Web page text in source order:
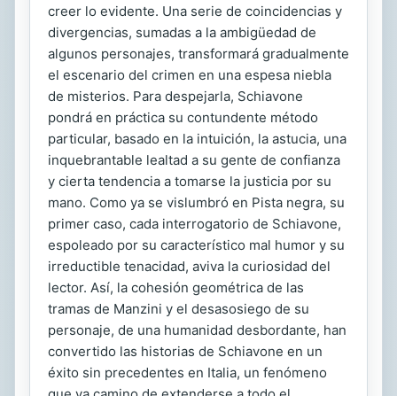
creer lo evidente. Una serie de coincidencias y
divergencias, sumadas a la ambigüedad de
algunos personajes, transformará gradualmente
el escenario del crimen en una espesa niebla
de misterios. Para despejarla, Schiavone
pondrá en práctica su contundente método
particular, basado en la intuición, la astucia, una
inquebrantable lealtad a su gente de confianza
y cierta tendencia a tomarse la justicia por su
mano. Como ya se vislumbró en Pista negra, su
primer caso, cada interrogatorio de Schiavone,
espoleado por su característico mal humor y su
irreductible tenacidad, aviva la curiosidad del
lector. Así, la cohesión geométrica de las
tramas de Manzini y el desasosiego de su
personaje, de una humanidad desbordante, han
convertido las historias de Schiavone en un
éxito sin precedentes en Italia, un fenómeno